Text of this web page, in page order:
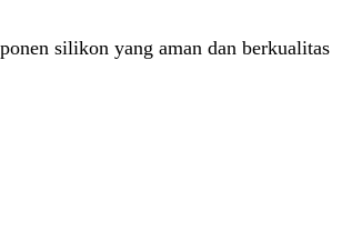
silikon yang aman dan berkualitas